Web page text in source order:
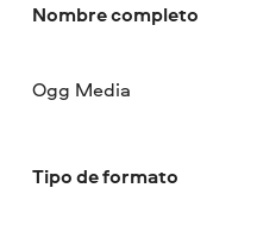
Nombre completo
Ogg Media
Tipo de formato